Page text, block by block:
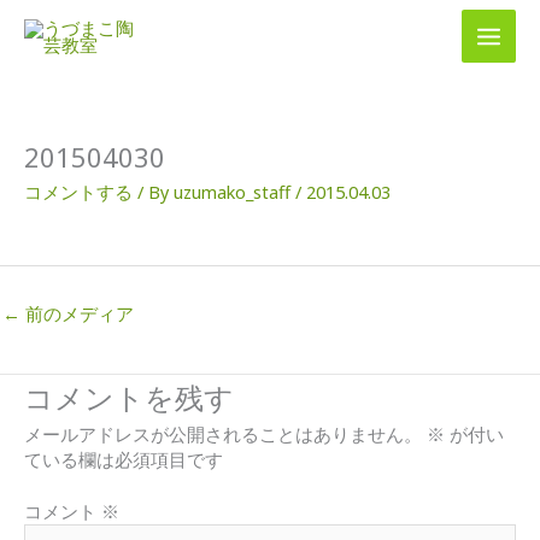
201504030
コメントする / Byuzumako_staff/ 2015.04.03
← 前のメディア
コメントを残す
メールアドレスが公開されることはありません。 ※ が付い
ている欄は必須項目です
コメント ※